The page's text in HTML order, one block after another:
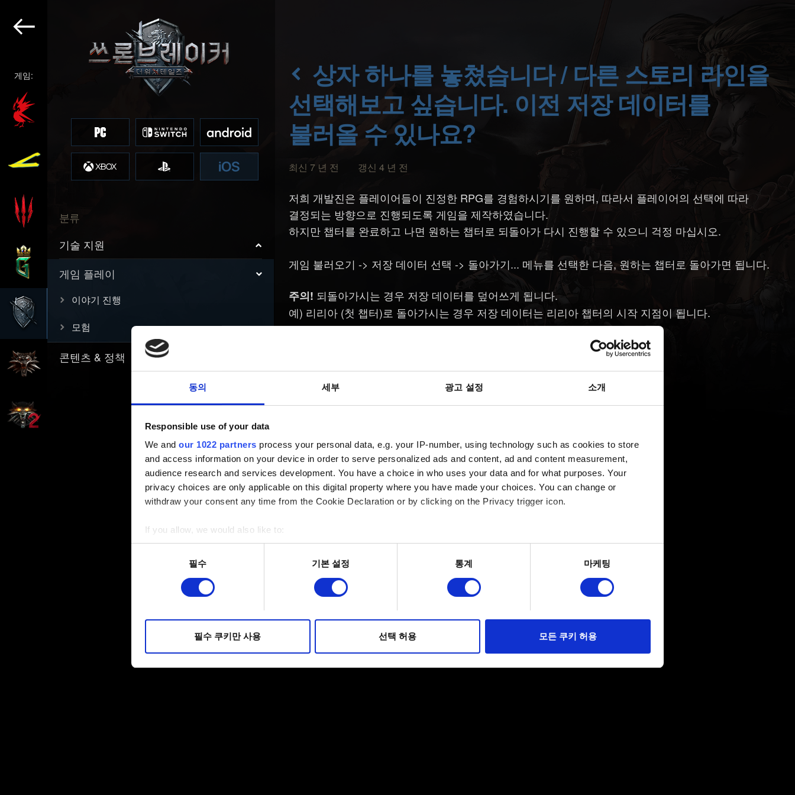
동의 세부 광고 설정 소개
Responsible use of your data
We and our 1022 partners process your personal data, e.g. your IP-number, using technology such as cookies to store
and access information on your device in order to serve personalized ads and content, ad and content measurement,
audience research and services development. You have a choice in who uses your data and for what purposes. Your
privacy choices are only applicable on this digital property where you have made your choices. You can change or
withdraw your consent any time from the Cookie Declaration or by clicking on the Privacy trigger icon.
If you allow, we would also like to:
Collect information about your geographical location which can be accurate to within several meters
Identify your device by actively scanning it for specific characteristics (fingerprinting)
Find out more about how your personal data is processed and set your preferences in the
피드백을 제공하여 사용자의 웹사이트 이용 환경을 개선하기 위해 사용됩니다. 예를 들어, 소셜 미디어를 통해 사용자와
소통할 경우, 사용자의 선호도를 파악하기 위해 쿠키의 일부를 저희 파트너와 공유할 수도 있습니다. 물론, 이처럼
필수 기본 설정 통계 마케팅
필수 쿠키만 사용 선택 허용 모든 쿠키 허용
게임:
분류
기술 지원
게임 플레이
이야기 진행
모험
콘텐츠 & 정책
상자 하나를 놓쳤습니다 / 다른 스토리 라인을
선택해보고 싶습니다. 이전 저장 데이터를
불러올 수 있나요?
최신 7 년 전 갱신 4 년 전
저희 개발진은 플레이어들이 진정한 RPG를 경험하시기를 원하며, 따라서 플레이어의 선택에 따라
결정되는 방향으로 진행되도록 게임을 제작하였습니다.
하지만 챕터를 완료하고 나면 원하는 챕터로 되돌아가 다시 진행할 수 있으니 걱정 마십시오.
게임 불러오기 -> 저장 데이터 선택 -> 돌아가기... 메뉴를 선택한 다음, 원하는 챕터로 돌아가면 됩니다.
주의! 되돌아가시는 경우 저장 데이터를 덮어쓰게 됩니다.
예) 리리아 (첫 챕터)로 돌아가시는 경우 저장 데이터는 리리아 챕터의 시작 지점이 됩니다.